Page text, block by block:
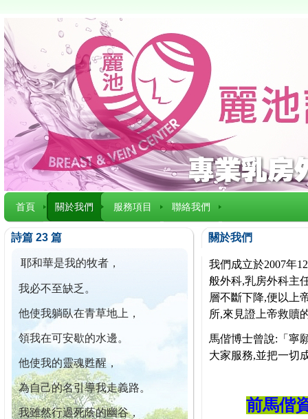
首頁 關於我們 服務項目 聯絡我們
詩篇 23 篇
耶和華是我的牧者，
我必不至缺乏。
他使我躺臥在青草地上，
領我在可安歇的水邊。
他使我的靈魂甦醒，
為自己的名引導我走義路。
我雖然行過死蔭的幽谷，
關於我們
我們成立於2007年
般外科,乳房外科主
層不斷下降,便以上
所,來見證上帝救贖
馬偕博士曾說:「寧
大家服務,並把一切
前馬偕